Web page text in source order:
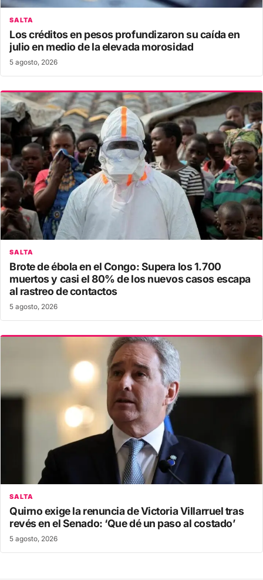
SALTA
Los créditos en pesos profundizaron su caída en
julio en medio de la elevada morosidad
5 agosto, 2026
SALTA
Brote de ébola en el Congo: Supera los 1.700
muertos y casi el 80% de los nuevos casos escapa
al rastreo de contactos
5 agosto, 2026
SALTA
Quirno exige la renuncia de Victoria Villarruel tras
revés en el Senado: ‘Que dé un paso al costado’
5 agosto, 2026